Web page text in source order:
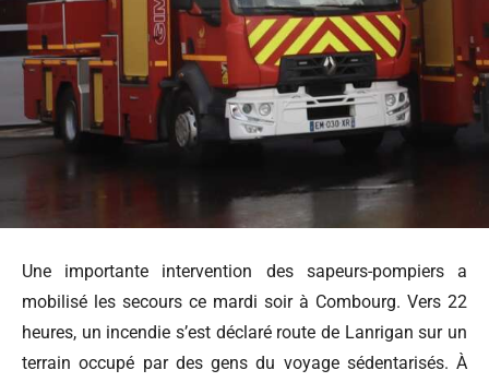
Une importante intervention des sapeurs-pompiers a
mobilisé les secours ce mardi soir à Combourg. Vers 22
heures, un incendie s’est déclaré route de Lanrigan sur un
terrain occupé par des gens du voyage sédentarisés. À